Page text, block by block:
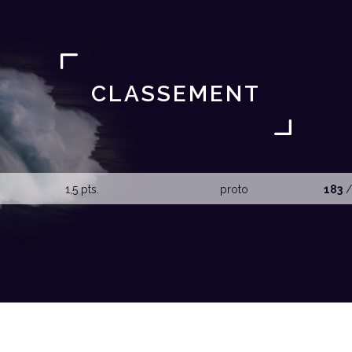
CLASSEMENT
1,5 pts. proto 183/